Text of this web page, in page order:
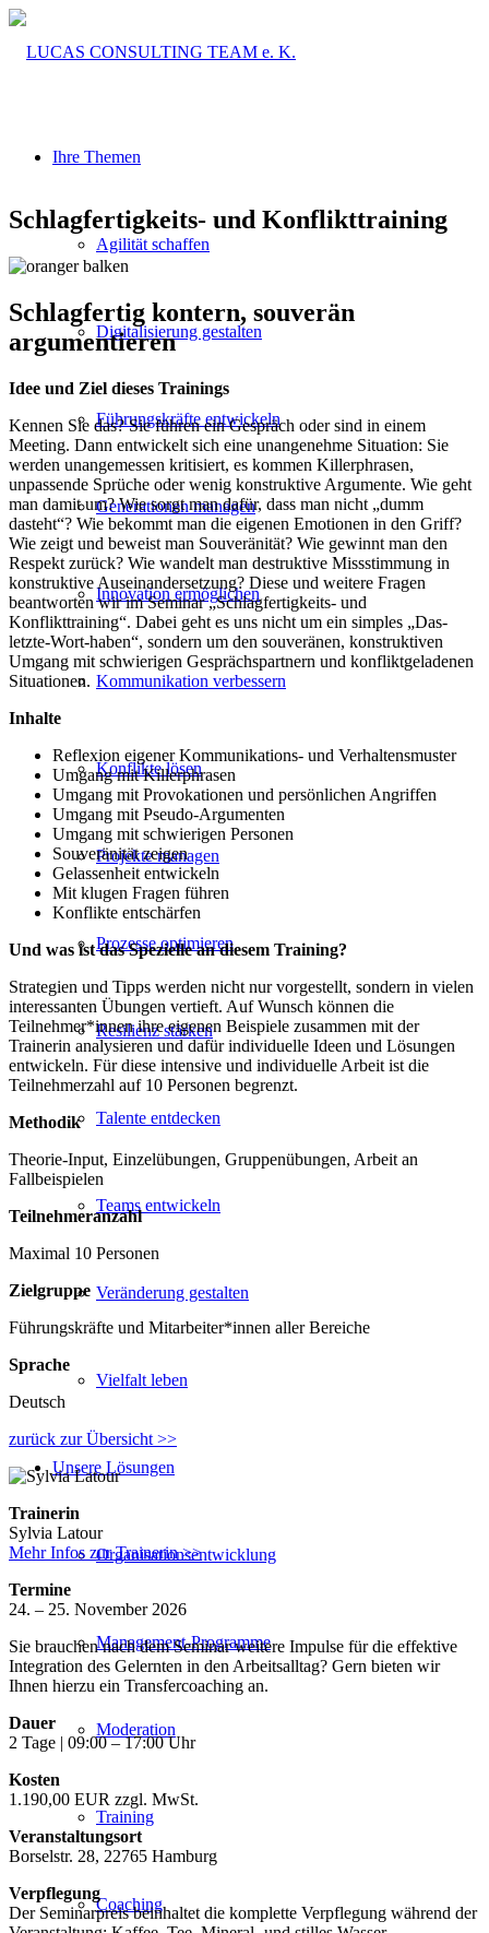
Ihre Themen
Agilität schaffen
Digitalisierung gestalten
Führungskräfte entwickeln
Generationen managen
Innovation ermöglichen
Kommunikation verbessern
Konflikte lösen
Projekte managen
Prozesse optimieren
Resilienz stärken
Talente entdecken
Teams entwickeln
Veränderung gestalten
Vielfalt leben
Unsere Lösungen
Organisationsentwicklung
Management-Programme
Moderation
Training
Coaching
Schlagfertigkeits- und Konflikttraining
Schlagfertig kontern, souverän
argumentieren
Idee und Ziel dieses Trainings
Kennen Sie das? Sie führen ein Gespräch oder sind in einem
Meeting. Dann entwickelt sich eine unangenehme Situation: Sie
werden unangemessen kritisiert, es kommen Killerphrasen,
unpassende Sprüche oder wenig konstruktive Argumente. Wie geht
man damit um? Wie sorgt man dafür, dass man nicht „dumm
dasteht“? Wie bekommt man die eigenen Emotionen in den Griff?
Wie zeigt und beweist man Souveränität? Wie gewinnt man den
Respekt zurück? Wie wandelt man destruktive Missstimmung in
konstruktive Auseinandersetzung? Diese und weitere Fragen
beantworten wir im Seminar „Schlagfertigkeits- und
Konflikttraining“. Dabei geht es uns nicht um ein simples „Das-
letzte-Wort-haben“, sondern um den souveränen, konstruktiven
Umgang mit schwierigen Gesprächspartnern und konfliktgeladenen
Situationen.
Inhalte
Reflexion eigener Kommunikations- und Verhaltensmuster
Umgang mit Killerphrasen
Umgang mit Provokationen und persönlichen Angriffen
Umgang mit Pseudo-Argumenten
Umgang mit schwierigen Personen
Souveränität zeigen
Gelassenheit entwickeln
Mit klugen Fragen führen
Konflikte entschärfen
Und was ist das Spezielle an diesem Training?
Strategien und Tipps werden nicht nur vorgestellt, sondern in vielen
interessanten Übungen vertieft. Auf Wunsch können die
Teilnehmer*innen ihre eigenen Beispiele zusammen mit der
Trainerin analysieren und dafür individuelle Ideen und Lösungen
entwickeln. Für diese intensive und individuelle Arbeit ist die
Teilnehmerzahl auf 10 Personen begrenzt.
Methodik
Theorie-Input, Einzelübungen, Gruppenübungen, Arbeit an
Fallbeispielen
Teilnehmeranzahl
Maximal 10 Personen
Zielgruppe
Führungskräfte und Mitarbeiter*innen aller Bereiche
Sprache
Deutsch
zurück zur Übersicht >>
Trainerin
Sylvia Latour
Mehr Infos zur Trainerin >>
Termine
24. – 25. November 2026
Sie brauchen nach dem Seminar weitere Impulse für die effektive
Integration des Gelernten in den Arbeitsalltag? Gern bieten wir
Ihnen hierzu ein Transfercoaching an.
Dauer
2 Tage | 09:00 – 17:00 Uhr
Kosten
1.190,00 EUR zzgl. MwSt.
Veranstaltungsort
Borselstr. 28, 22765 Hamburg
Verpflegung
Der Seminarpreis beinhaltet die komplette Verpflegung während der